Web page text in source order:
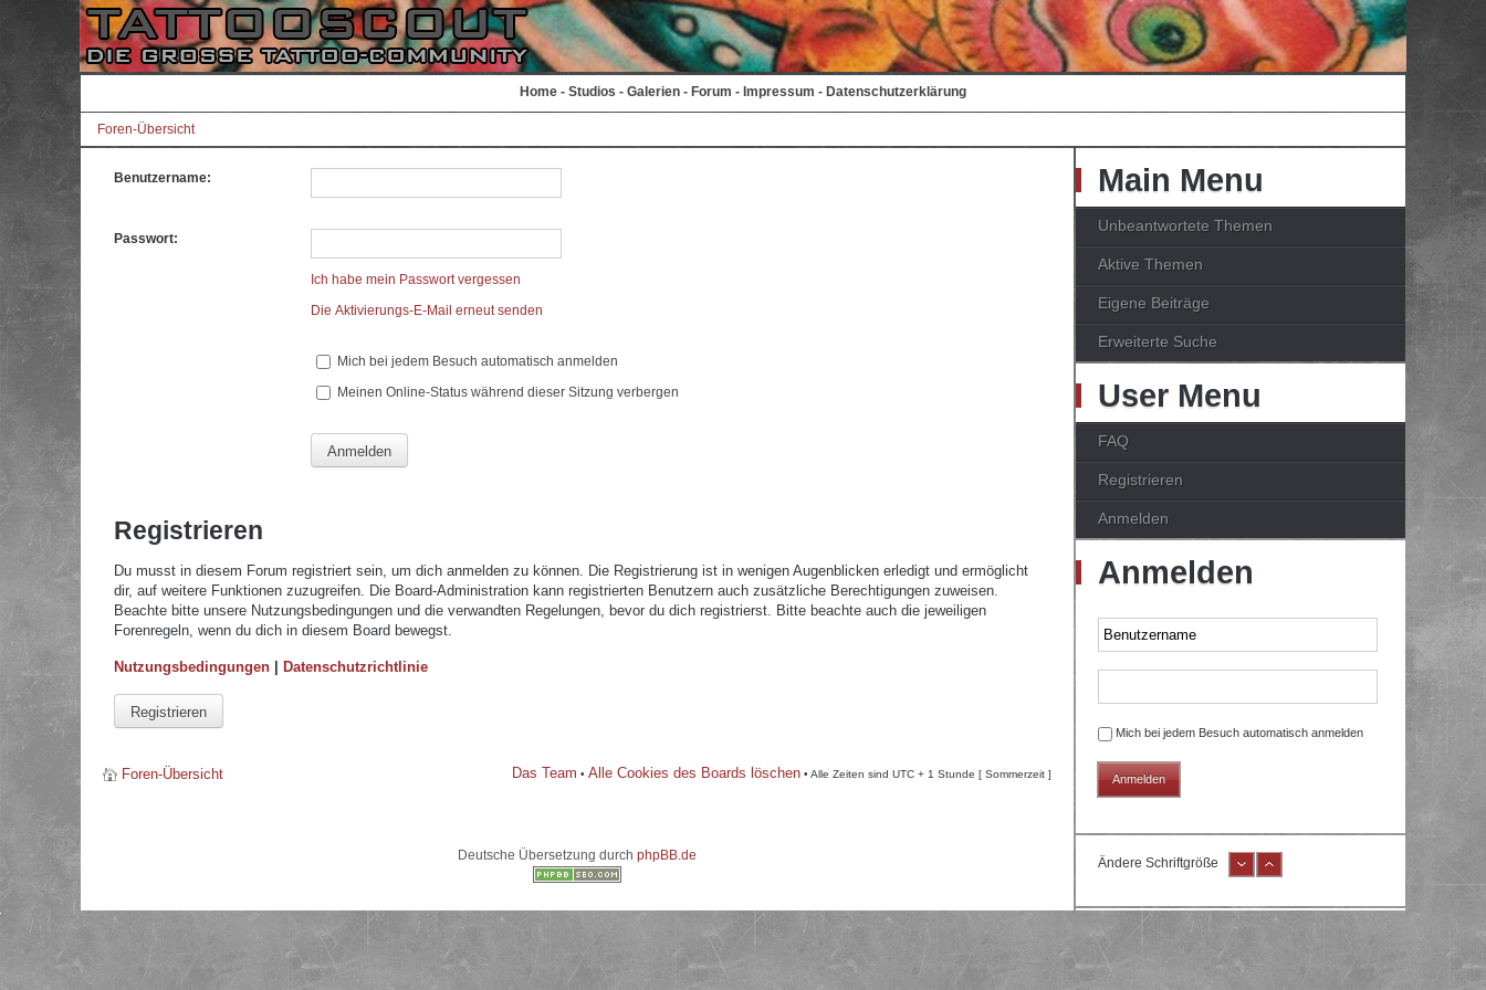
Home - Studios - Galerien - Forum - Impressum - Datenschutzerklärung
Foren-Übersicht
Benutzername:
Passwort:
Ich habe mein Passwort vergessen
Die Aktivierungs-E-Mail erneut senden
Mich bei jedem Besuch automatisch anmelden
Meinen Online-Status während dieser Sitzung verbergen
Registrieren
Du musst in diesem Forum registriert sein, um dich anmelden zu können. Die Registrierung ist in wenigen Augenblicken erledigt und ermöglicht
dir, auf weitere Funktionen zuzugreifen. Die Board-Administration kann registrierten Benutzern auch zusätzliche Berechtigungen zuweisen.
Beachte bitte unsere Nutzungsbedingungen und die verwandten Regelungen, bevor du dich registrierst. Bitte beachte auch die jeweiligen
Forenregeln, wenn du dich in diesem Board bewegst.
Nutzungsbedingungen | Datenschutzrichtlinie
Registrieren
Foren-Übersicht Das Team • Alle Cookies des Boards löschen • Alle Zeiten sind UTC + 1 Stunde [ Sommerzeit ]
Deutsche Übersetzung durch phpBB.de
Main Menu
Unbeantwortete Themen
Aktive Themen
Eigene Beiträge
Erweiterte Suche
User Menu
FAQ
Registrieren
Anmelden
Anmelden
Mich bei jedem Besuch automatisch anmelden
Ändere Schriftgröße